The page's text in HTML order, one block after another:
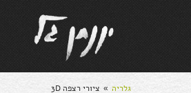
גלריה » ציורי רצפה 3D